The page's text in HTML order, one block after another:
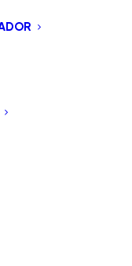
como usa os
As opções incluem
Cap, o G-Beanie
Cada compra
dias e uma
maior